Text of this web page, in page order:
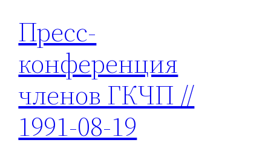
Пресс-
конференция
членов ГКЧП //
1991-08-19